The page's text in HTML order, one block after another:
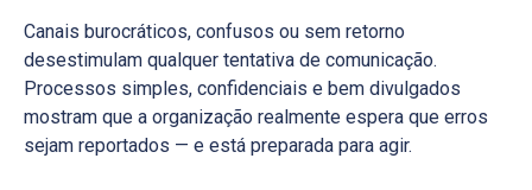
Canais burocráticos, confusos ou sem retorno
desestimulam qualquer tentativa de comunicação.
Processos simples, confidenciais e bem divulgados
mostram que a organização realmente espera que erros
sejam reportados — e está preparada para agir.